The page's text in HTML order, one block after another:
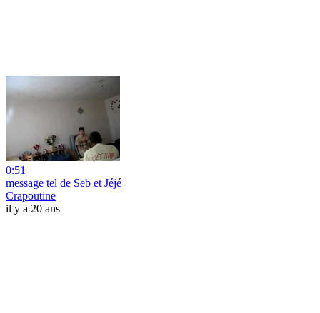
0:51
message tel de Seb et Jéjé
Crapoutine
il y a 20 ans